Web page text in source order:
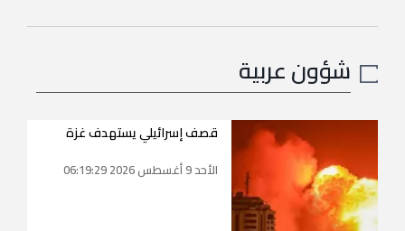
شؤون عربية
قصف إسرائيلي يستهدف غزة
الأحد 9 أغسطس 2026 06:19:29